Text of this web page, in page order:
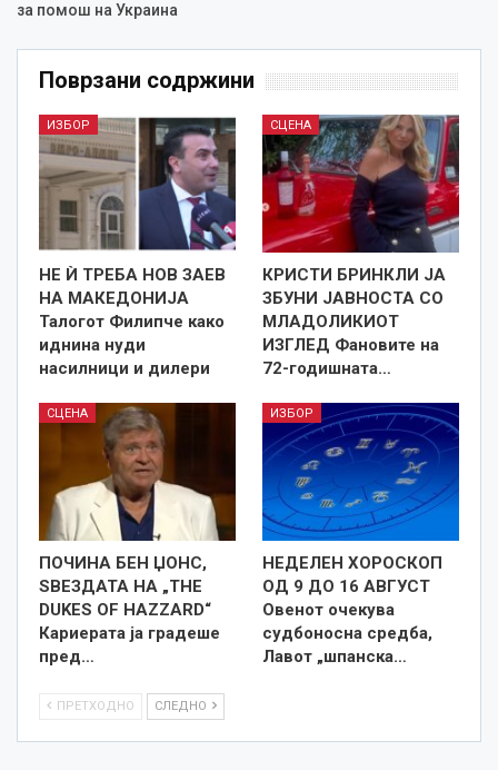
за помош на Украина
Поврзани содржини
ИЗБОР
НЕ Ѝ ТРЕБА НОВ ЗАЕВ
НА МАКЕДОНИЈА
Талогот Филипче како
иднина нуди
насилници и дилери
СЦЕНА
КРИСТИ БРИНКЛИ ЈА
ЗБУНИ ЈАВНОСТА СО
МЛАДОЛИКИОТ
ИЗГЛЕД Фановите на
72-годишната…
СЦЕНА
ПОЧИНА БЕН ЏОНС,
ЅВЕЗДАТА НА „THE
DUKES OF HAZZARD“
Кариерата ја градеше
пред…
ИЗБОР
НЕДЕЛЕН ХОРОСКОП
ОД 9 ДО 16 АВГУСТ
Овенот очекува
судбоносна средба,
Лавот „шпанска…
ПРЕТХОДНО СЛЕДНО